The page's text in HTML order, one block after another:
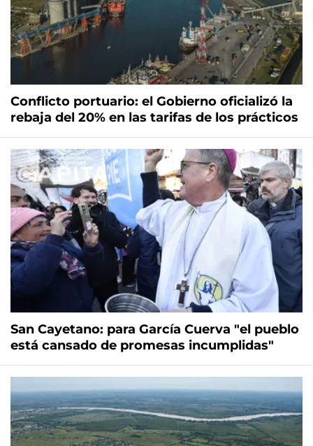
Conflicto portuario: el Gobierno oficializó la
rebaja del 20% en las tarifas de los prácticos
San Cayetano: para García Cuerva "el pueblo
está cansado de promesas incumplidas"